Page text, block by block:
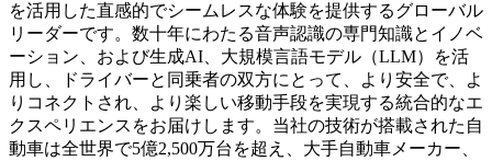
を活用した直感的でシームレスな体験を提供するグローバル
リーダーです。数十年にわたる音声認識の専門知識とイノベ
ーション、および生成AI、大規模言語モデル（LLM）を活
用し、ドライバーと同乗者の双方にとって、より安全で、よ
りコネクトされ、より楽しい移動手段を実現する統合的なエ
クスペリエンスをお届けします。当社の技術が搭載された自
動車は全世界で5億2,500万台を超え、大手自動車メーカー、